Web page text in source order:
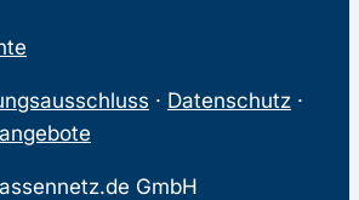
· Datenschutz ·
GmbH